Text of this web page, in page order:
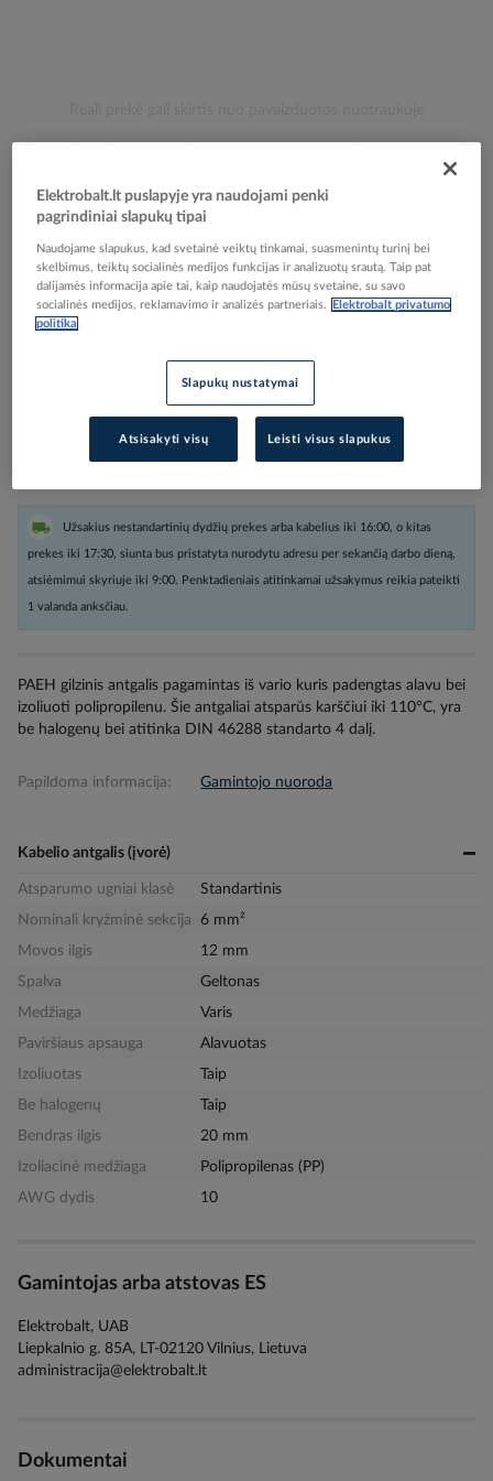
images
gallery
Elektrobalt prekės kodas
208047
EAN kodas
4016705110919
Gamintojo prekės kodas
05101091
Įtraukti į palyginimą
Užsakius nestandartinių dydžių prekes arba kabelius iki 16:00, o kitas
prekes iki 17:30, siunta bus pristatyta nurodytu adresu per sekančią darbo dieną,
atsiėmimui skyriuje iki 9:00. Penktadieniais atitinkamai užsakymus reikia pateikti
1 valanda anksčiau.
PAEH gilzinis antgalis pagamintas iš vario kuris padengtas alavu bei
izoliuoti polipropilenu. Šie antgaliai atsparūs karščiui iki 110°C, yra
be halogenų bei atitinka DIN 46288 standarto 4 dalį.
Papildoma informacija: Gamintojo nuoroda
Kabelio antgalis (įvorė)
Atsparumo ugniai klasė
Standartinis
Nominali kryžminė sekcija
6 mm²
Movos ilgis
12 mm
Spalva
Geltonas
Medžiaga
Varis
Paviršiaus apsauga
Alavuotas
Izoliuotas
Taip
Be halogenų
Taip
Bendras ilgis
20 mm
Izoliacinė medžiaga
Polipropilenas (PP)
AWG dydis
10
Gamintojas arba atstovas ES
Elektrobalt, UAB
Liepkalnio g. 85A, LT-02120 Vilnius, Lietuva
administracija@elektrobalt.lt
Dokumentai
Elektrobalt.lt puslapyje yra naudojami penki
pagrindiniai slapukų tipai
Naudojame slapukus, kad svetainė veiktų tinkamai, suasmenintų turinį bei
skelbimus, teiktų socialinės medijos funkcijas ir analizuotų srautą. Taip pat
dalijamės informacija apie tai, kaip naudojatės mūsų svetaine, su savo
socialinės medijos, reklamavimo ir analizės partneriais.
Elektrobalt privatumo
politika
Slapukų nustatymai
Atsisakyti visų Leisti visus slapukus